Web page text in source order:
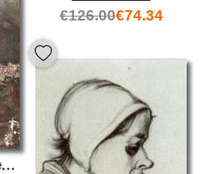
€126.00€74.34
Conception de scène "La place rouge"